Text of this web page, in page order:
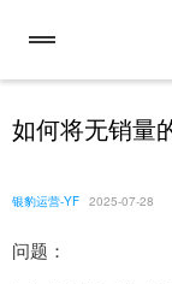
如何将无销量
银豹运营-YF 2025-07-28
问题：